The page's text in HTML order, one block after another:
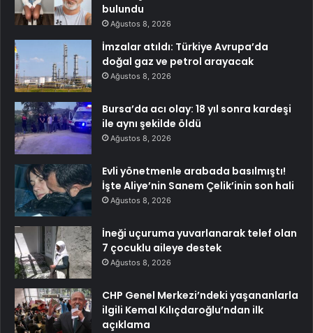
bulundu
Ağustos 8, 2026
İmzalar atıldı: Türkiye Avrupa’da
doğal gaz ve petrol arayacak
Ağustos 8, 2026
Bursa’da acı olay: 18 yıl sonra kardeşi
ile aynı şekilde öldü
Ağustos 8, 2026
Evli yönetmenle arabada basılmıştı!
İşte Aliye’nin Sanem Çelik’inin son hali
Ağustos 8, 2026
İneği uçuruma yuvarlanarak telef olan
7 çocuklu aileye destek
Ağustos 8, 2026
CHP Genel Merkezi’ndeki yaşananlarla
ilgili Kemal Kılıçdaroğlu’ndan ilk
açıklama